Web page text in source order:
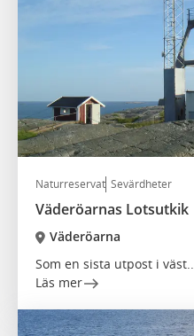
Naturreservat Sevärdheter
Väderöarnas Lotsutkik
Väderöarna
Som en sista utpost i
Läs mer